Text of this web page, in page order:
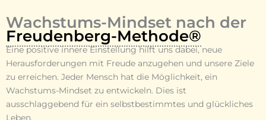
Wachstums-Mindset nach der
Freudenberg-Methode®
Eine positive innere Einstellung hilft uns dabei, neue
Herausforderungen mit Freude anzugehen und unsere Ziele
zu erreichen. Jeder Mensch hat die Möglichkeit, ein
Wachstums-Mindset zu entwickeln. Dies ist
ausschlaggebend für ein selbstbestimmtes und glückliches
Leben.